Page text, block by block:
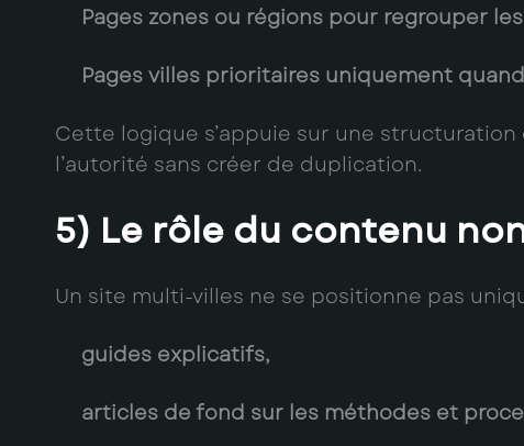
Pages zones ou régions pour regrouper
Pages villes prioritaires uniquement
Cette logique s’appuie sur une
l’autorité sans créer de duplication.
5) Le rôle du contenu
Un site multi-villes ne se positionne pas
guides explicatifs,
articles de fond sur les méthodes et